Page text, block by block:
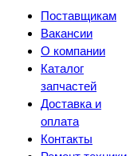
Поставщикам
Вакансии
О компании
Каталог
запчастей
Доставка и
оплата
Контакты